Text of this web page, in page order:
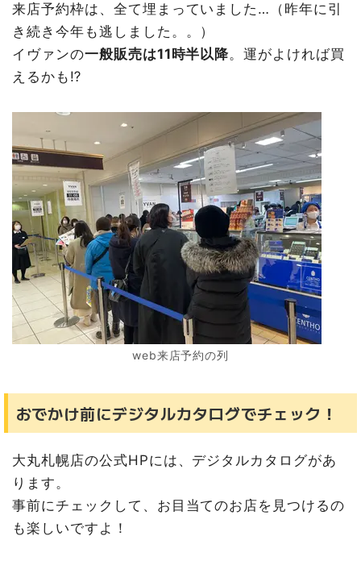
来店予約枠は、全て埋まっていました…（昨年に引
き続き今年も逃しました。。）
イヴァンの一般販売は11時半以降。運がよければ買
えるかも⁉
web来店予約の列
おでかけ前にデジタルカタログでチェック！
大丸札幌店の公式HPには、デジタルカタログがあ
ります。
事前にチェックして、お目当てのお店を見つけるの
も楽しいですよ！